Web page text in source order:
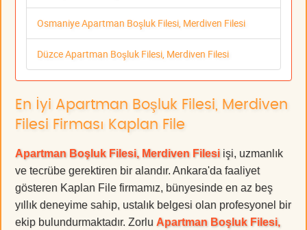
Osmaniye Apartman Boşluk Filesi, Merdiven Filesi
Düzce Apartman Boşluk Filesi, Merdiven Filesi
En İyi Apartman Boşluk Filesi, Merdiven
Filesi Firması Kaplan File
Apartman Boşluk Filesi, Merdiven Filesi işi, uzmanlık
ve tecrübe gerektiren bir alandır. Ankara'da faaliyet
gösteren Kaplan File firmamız, bünyesinde en az beş
yıllık deneyime sahip, ustalık belgesi olan profesyonel bir
ekip bulundurmaktadır. Zorlu Apartman Boşluk Filesi,